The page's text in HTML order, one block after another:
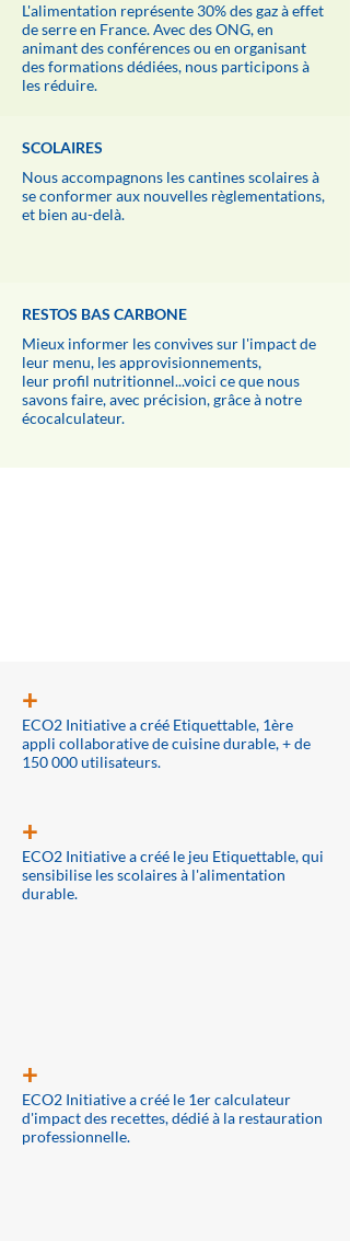
L'alimentation représente 30% des gaz à effet
de serre en France. Avec des ONG, en
animant des conférences ou en organisant
des formations dédiées, nous participons à
les réduire.
SCOLAIRES
Nous accompagnons les cantines scolaires à
se conformer aux nouvelles règlementations,
et bien au-delà.
RESTOS BAS CARBONE
Mieux informer les convives sur l'impact de
leur menu, les approvisionnements,
leur profil nutritionnel...voici ce que nous
savons faire, avec précision, grâce à notre
écocalculateur.
+
ECO2 Initiative a créé Etiquettable, 1ère
appli collaborative de cuisine durable, + de
150 000 utilisateurs​.
+
​ECO2 Initiative a créé le jeu Etiquettable, qui
sensibilise les scolaires à l'alimentation
durable.
+
ECO2 Initiative a créé le 1er calculateur
d'impact des recettes, dédié à la restauration
professionnelle.